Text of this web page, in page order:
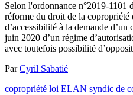
Selon l'ordonnance n°2019-1101
réforme du droit de la copropriété
d’accessibilité à la demande
juin 2020 d’un régime
avec toutefois possibilité
ParCyril Sabatié
copropriété loi ELAN syndic de